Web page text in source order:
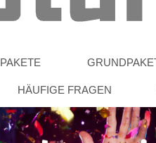
PAKETE
HÄUFIGE FRAGEN